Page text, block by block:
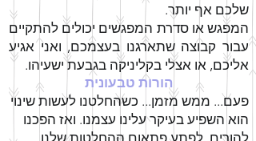
שלכם אף יותר.
המפגש או סדרת המפגשים יכולים להתקיים
עבור קבוצה שתארגנו בעצמכם, ואני אגיע
אליכם, או אצלי בקליניקה בגבעת ישעיהו.
הורות טבעונית
פעם... ממש מזמן... כשהחלטנו לעשות שינוי
הוא השפיע בעיקר עלינו עצמנו. ואז הפכנו
להורים. לפתע פתאום ההחלטות שלנו